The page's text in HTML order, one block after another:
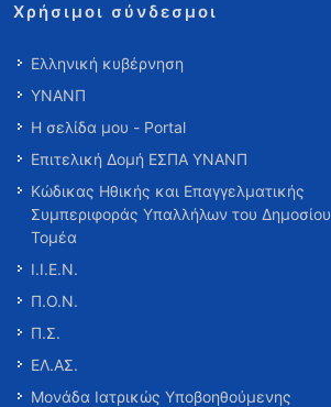
Χρήσιμοι σύνδεσμοι
Ελληνική κυβέρνηση
ΥΝΑΝΠ
Η σελίδα μου - Portal
Επιτελική Δομή ΕΣΠΑ ΥΝΑΝΠ
Κώδικας Ηθικής και Επαγγελματικής
Συμπεριφοράς Υπαλλήλων του Δημοσίου
Τομέα
Ι.Ι.Ε.Ν.
Π.Ο.Ν.
Π.Σ.
ΕΛ.ΑΣ.
Μονάδα Ιατρικώς Υποβοηθούμενης